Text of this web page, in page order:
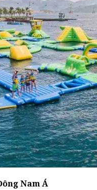
Nam Á